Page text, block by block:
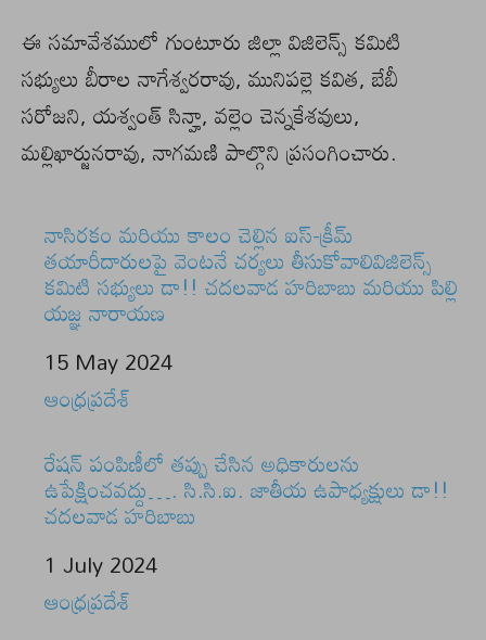
ఈ సమావేశములో గుంటూరు జిల్లా విజిలెన్స్ కమిటి
సభ్యులు బీరాల నాగేశ్వరరావు, మునిపల్లె కవిత, బేబీ
సరోజని, యశ్వంత్ సిన్హా, వల్లెం చెన్నకేశవులు,
మల్లిఖార్జునరావు, నాగమణి పాల్గొని ప్రసంగించారు.
నాసిరకం మరియు కాలం చెల్లిన ఐస్-క్రీమ్
తయారీదారులపై వెంటనే చర్యలు తీసుకోవాలివిజిలెన్స్
కమిటి సభ్యులు డా!! చదలవాడ హరిబాబు మరియు పిల్లి
యజ్ఞ నారాయణ
Date
15 May 2024
In relation to
ఆంధ్రప్రదేశ్
రేషన్ పంపిణీలో తప్పు చేసిన అధికారులను
ఉపేక్షించవద్దు…. సి.సి.ఐ. జాతీయ ఉపాధ్యక్షులు డా!!
చదలవాడ హరిబాబు
Date
1 July 2024
In relation to
ఆంధ్రప్రదేశ్